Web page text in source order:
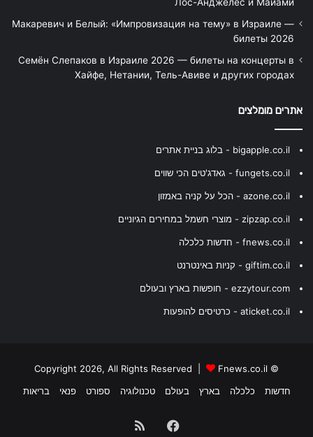
Макаревич и Белый: «Импровизация на тему» в Израиле —
билеты 2026
Семён Слепаков в Израиле 2026 — билеты на концерты в
Хайфе, Нетании, Тель-Авиве и других городах
אתרים מומלצים
bigapple.co.il - בלוג בניית אתרים
fungets.co.il - גאדג'טים הכי שווים
azone.co.il - הכל על קניה באמזון
zipzap.co.il - מוצרי חשמל במחירים הגיוניים
fnews.co.il - חדשות כלכלה
giftim.co.il - קניות באינטרנט
ezzytour.com - חופשות בארץ ובעולם
aticket.co.il - כרטיסים להופעות
© Copyright 2026, All Rights Reserved |
Fnews.co.il
חדשות
כלכלה בארץ בעולם טכנולוגיה ספורט פנאי בריאות
Facebook